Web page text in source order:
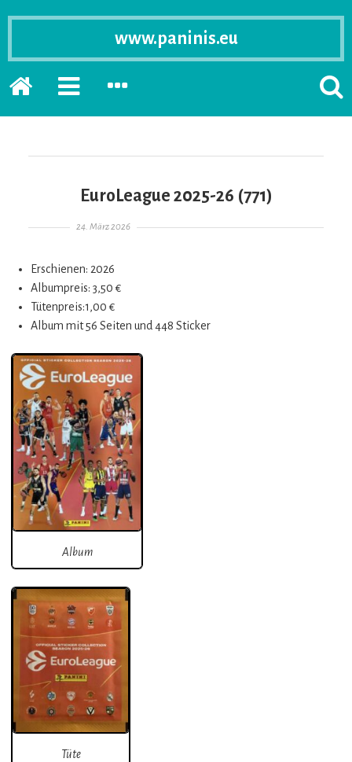
www.paninis.eu
Startseite
PRIMÄRE
ERWEITERN
SEKUNDÄRE
ERWEITERN
EuroLeague 2025-26 (771)
Gepostet am
24. März 2026
Erschienen: 2026
Albumpreis: 3,50 €
Tütenpreis:1,00 €
Album mit 56 Seiten und 448 Sticker
Album
Tüte